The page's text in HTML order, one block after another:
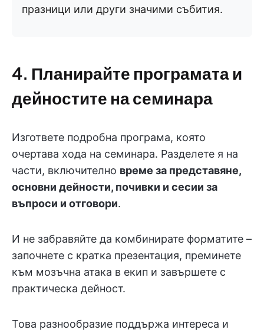
празници или други значими събития.
4. Планирайте програмата и
дейностите на семинара
Изгответе подробна програма, която
очертава хода на семинара. Разделете я на
части, включително време за представяне,
основни дейности, почивки и сесии за
въпроси и отговори.
И не забравяйте да комбинирате форматите –
започнете с кратка презентация, преминете
към мозъчна атака в екип и завършете с
практическа дейност.
Това разнообразие поддържа интереса и